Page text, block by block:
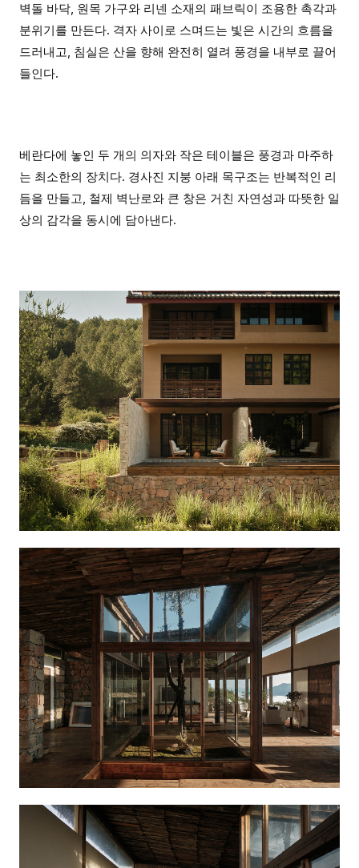
벽돌 바닥, 원목 가구와 리넨 소재의 패브릭이 조용한 촉각과
분위기를 만든다. 격자 사이로 스며드는 빛은 시간의 흐름을
드러내고, 침실은 산을 향해 완전히 열려 풍경을 내부로 끌어
들인다.
베란다에 놓인 두 개의 의자와 작은 테이블은 풍경과 마주하
는 최소한의 장치다. 경사진 지붕 아래 목구조는 반복적인 리
듬을 만들고, 철제 벽난로와 큰 창은 거친 자연성과 따뜻한 일
상의 감각을 동시에 담아낸다.